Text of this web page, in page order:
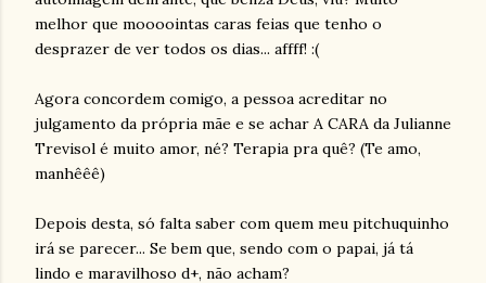
melhor que moooointas caras feias que tenho o
desprazer de ver todos os dias... affff! :(
Agora concordem comigo, a pessoa acreditar no
julgamento da própria mãe e se achar A CARA da Julianne
Trevisol é muito amor, né? Terapia pra quê? (Te amo,
manhêêê)
Depois desta, só falta saber com quem meu pitchuquinho
irá se parecer... Se bem que, sendo com o papai, já tá
lindo e maravilhoso d+, não acham?